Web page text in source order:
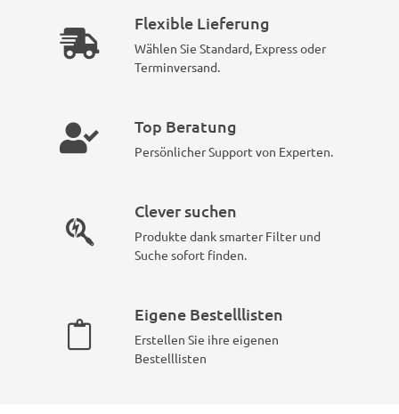
Flexible Lieferung
Wählen Sie Standard, Express oder
Terminversand.
Top Beratung
Persönlicher Support von Experten.
Clever suchen
Produkte dank smarter Filter und
Suche sofort finden.
Eigene Bestelllisten
Erstellen Sie ihre eigenen
Bestelllisten